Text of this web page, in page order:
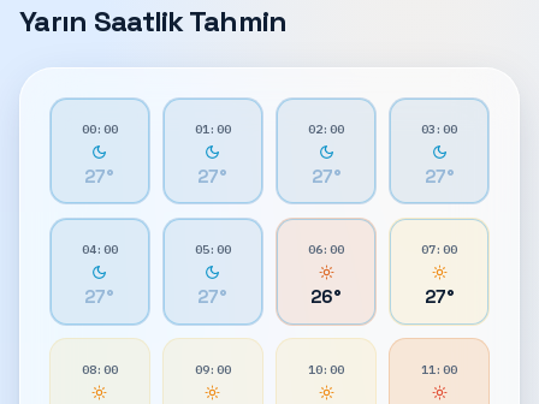
Yarın Saatlik Tahmin
00:00
27°
01:00
27°
02:00
27°
03:00
27°
04:00
27°
05:00
27°
06:00
26°
07:00
27°
08:00 09:00 10:00 11:00